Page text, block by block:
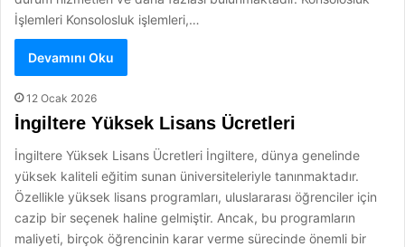
İşlemleri Konsolosluk işlemleri,…
Devamını Oku
12 Ocak 2026
İngiltere Yüksek Lisans Ücretleri
İngiltere Yüksek Lisans Ücretleri İngiltere, dünya genelinde
yüksek kaliteli eğitim sunan üniversiteleriyle tanınmaktadır.
Özellikle yüksek lisans programları, uluslararası öğrenciler için
cazip bir seçenek haline gelmiştir. Ancak, bu programların
maliyeti, birçok öğrencinin karar verme sürecinde önemli bir